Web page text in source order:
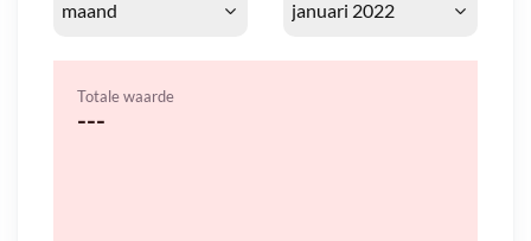
Totale waarde
---